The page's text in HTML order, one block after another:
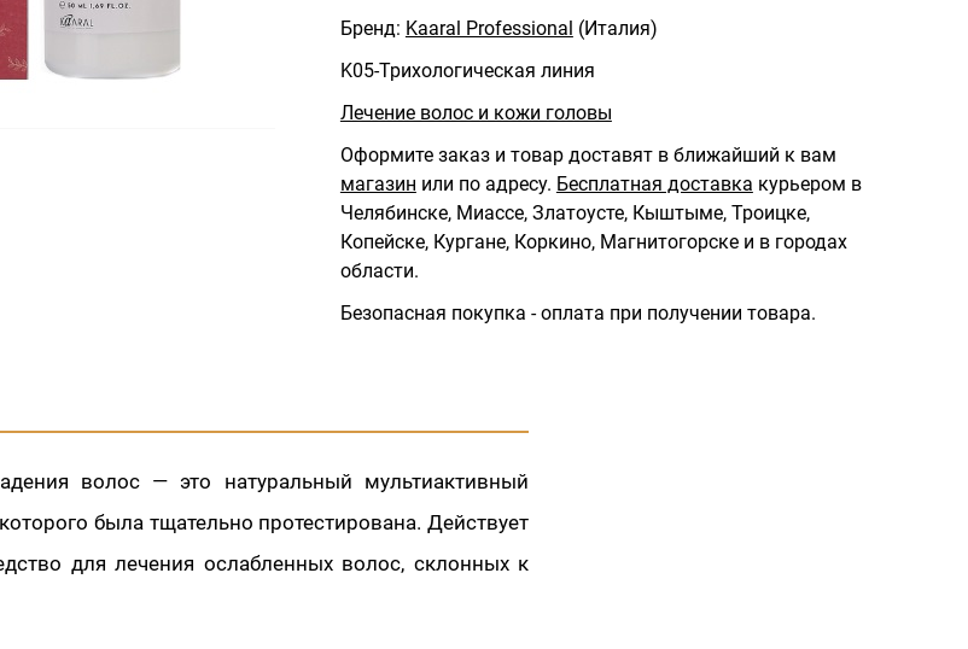
Бренд: Kaaral Professional (Италия)
K05-Трихологическая линия
Лечение волос и кожи головы
Оформите заказ и товар доставят в ближайший к вам
магазин или по адресу. Бесплатная доставка курьером в
Челябинске, Миассе, Златоусте, Кыштыме, Троицке,
Копейске, Кургане, Коркино, Магнитогорске и в городах
области.
Безопасная покупка - оплата при получении товара.
волос — это натуральный мультиактивный
была тщательно протестирована. Действует
для лечения ослабленных волос, склонных к